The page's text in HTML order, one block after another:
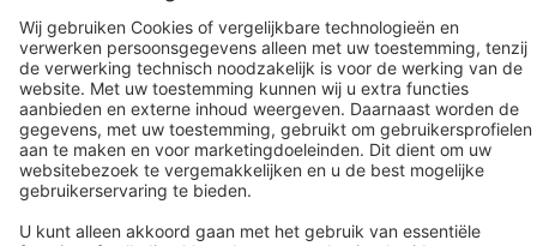
Dräger klantenservice
Over Dräger
Bestellen in onze webshop